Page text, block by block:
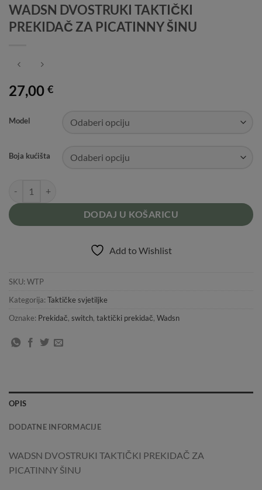
WADSN DVOSTRUKI TAKTIČKI
PREKIDAČ ZA PICATINNY ŠINU
27,00 €
Model
Boja kućišta
DODAJ U KOŠARICU
Add to Wishlist
SKU: WTP
Kategorija: Taktičke svjetiljke
Oznake: Prekidač, switch, taktički prekidač, Wadsn
OPIS
DODATNE INFORMACIJE
WADSN DVOSTRUKI TAKTIČKI PREKIDAČ ZA
PICATINNY ŠINU